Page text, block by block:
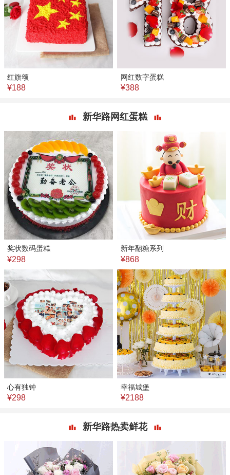
红旗颂
¥188
网红数字蛋糕
¥388
新华路网红蛋糕
奖状数码蛋糕
¥298
新年翻糖系列
¥868
心有独钟
¥298
幸福城堡
¥2188
新华路热卖鲜花